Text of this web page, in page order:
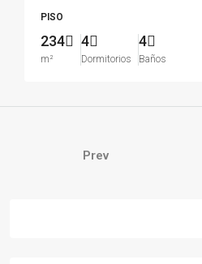
PISO
234
m²
4
Dormitorios
4
Baños
Prev